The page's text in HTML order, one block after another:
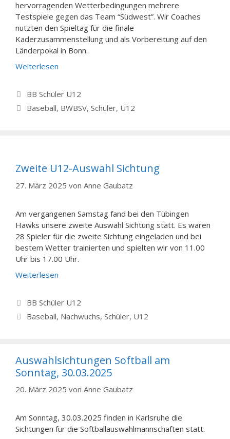
hervorragenden Wetterbedingungen mehrere
Testspiele gegen das Team “Südwest”. Wir Coaches
nutzten den Spieltag für die finale
Kaderzusammenstellung und als Vorbereitung auf den
Länderpokal in Bonn.
Weiterlesen
Kategorien
BB Schüler U12
Schlagwörter
Baseball, BWBSV, Schüler, U12
Zweite U12-Auswahl Sichtung
27. März 2025 von Anne Gaubatz
Am vergangenen Samstag fand bei den Tübingen
Hawks unsere zweite Auswahl Sichtung statt. Es waren
28 Spieler für die zweite Sichtung eingeladen und bei
bestem Wetter trainierten und spielten wir von 11.00
Uhr bis 17.00 Uhr.
Weiterlesen
Kategorien
BB Schüler U12
Schlagwörter
Baseball, Nachwuchs, Schüler, U12
Auswahlsichtungen Softball am
Sonntag, 30.03.2025
20. März 2025 von Anne Gaubatz
Am Sonntag, 30.03.2025 finden in Karlsruhe die
Sichtungen für die Softballauswahlmannschaften statt.